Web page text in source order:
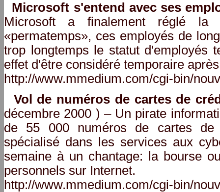
Microsoft s'entend avec ses
Microsoft a finalement réglé la
«permatemps», ces employés de
trop longtemps le statut d'employés
effet d'être considéré temporaire
http://www.mmedium.com/cgi-bin/
Vol de numéros de cartes de
décembre 2000 ) – Un pirate
de 55 000 numéros de cartes de
spécialisé dans les services aux
semaine à un chantage: la bourse
personnels sur Internet.
http://www.mmedium.com/cgi-bin/